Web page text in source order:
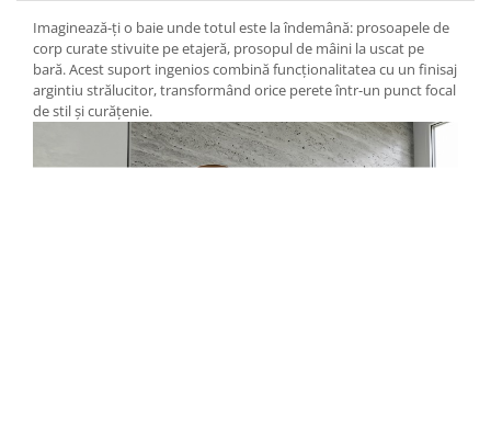
Imaginează-ți o baie unde totul este la îndemână: prosoapele de
corp curate stivuite pe etajeră, prosopul de mâini la uscat pe
bară. Acest suport ingenios combină funcționalitatea cu un finisaj
argintiu strălucitor, transformând orice perete într-un punct focal
de stil și curățenie.